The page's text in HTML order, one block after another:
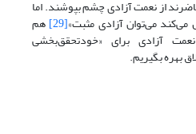
از نعمت آزادی چشم بپوشند. اما
می‌توان آزادی مثبت»[29] هم
آزادی برای «خودتحقق‌بخشی
بهره بگیریم.